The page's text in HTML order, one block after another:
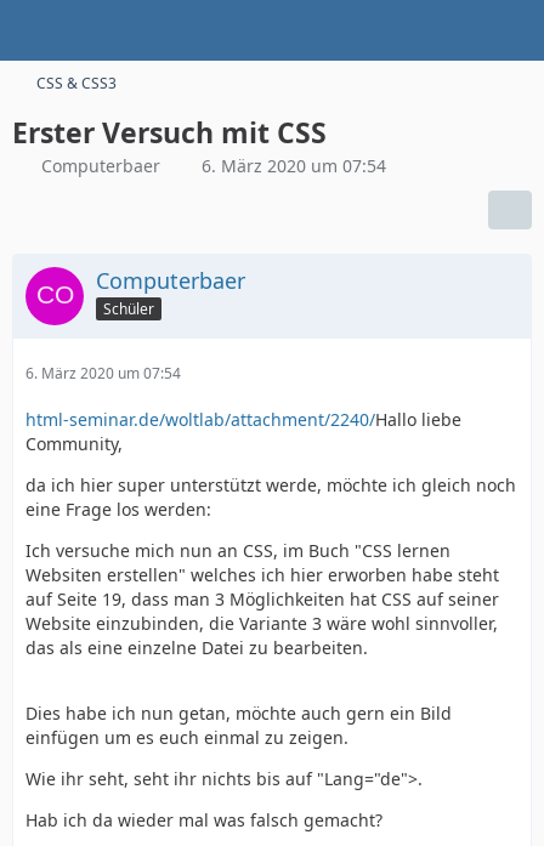
CSS & CSS3
Erster Versuch mit CSS
Computerbaer 6. März 2020 um 07:54
Computerbaer
Schüler
6. März 2020 um 07:54
html-seminar.de/woltlab/attachment/2240/Hallo liebe
Community,
da ich hier super unterstützt werde, möchte ich gleich noch
eine Frage los werden:
Ich versuche mich nun an CSS, im Buch "CSS lernen
Websiten erstellen" welches ich hier erworben habe steht
auf Seite 19, dass man 3 Möglichkeiten hat CSS auf seiner
Website einzubinden, die Variante 3 wäre wohl sinnvoller,
das als eine einzelne Datei zu bearbeiten.
Dies habe ich nun getan, möchte auch gern ein Bild
einfügen um es euch einmal zu zeigen.
Wie ihr seht, seht ihr nichts bis auf "Lang="de">.
Hab ich da wieder mal was falsch gemacht?